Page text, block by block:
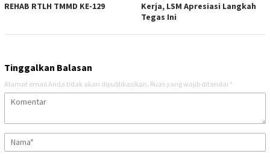
REHAB RTLH TMMD KE-129
Kerja, LSM Apresiasi Langkah
Tegas Ini
Tinggalkan Balasan
Alamat email Anda tidak akan dipublikasikan. Ruas yang wajib ditandai *